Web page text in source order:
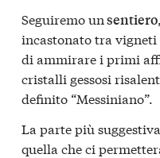
Seguiremo un
incastonato tra vigneti
di ammirare i primi
cristalli gessosi
definito “Messiniano”.
La parte più
quella che ci